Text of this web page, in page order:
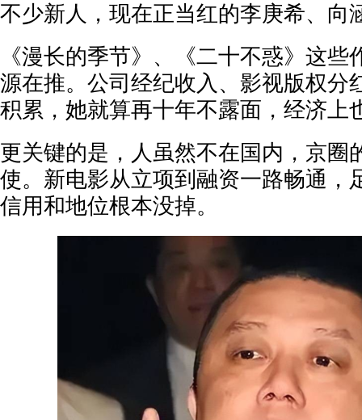
不少新人，现在正当红的李庚希、向
《漫长的季节》、《二十不惑》这
源在推。公司经纪收入、影视版权分
积累，她就算再十年不露面，经济上
更关键的是，人虽然不在国内，京圈
使。新电影从立项到融资一路畅通，
信用和地位根本没掉。